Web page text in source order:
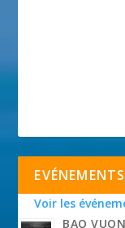
EVÉNEMENTS
Voir les
BAO